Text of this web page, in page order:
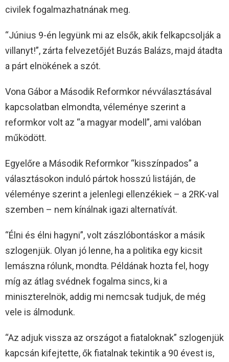
civilek fogalmazhatnának meg.
“Június 9-én legyünk mi az elsők, akik felkapcsolják a
villanyt!”, zárta felvezetőjét Buzás Balázs, majd átadta
a párt elnökének a szót.
Vona Gábor a Második Reformkor névválasztásával
kapcsolatban elmondta, véleménye szerint a
reformkor volt az “a magyar modell”, ami valóban
működött.
Egyelőre a Második Reformkor “kisszínpados” a
választásokon induló pártok hosszú listáján, de
véleménye szerint a jelenlegi ellenzékiek – a 2RK-val
szemben – nem kínálnak igazi alternatívát.
“Élni és élni hagyni”, volt zászlóbontáskor a másik
szlogenjük. Olyan jó lenne, ha a politika egy kicsit
lemászna rólunk, mondta. Példának hozta fel, hogy
míg az átlag svédnek fogalma sincs, ki a
miniszterelnök, addig mi nemcsak tudjuk, de még
vele is álmodunk.
“Az adjuk vissza az országot a fiataloknak” szlogenjük
kapcsán kifejtette, ők fiatalnak tekintik a 90 évest is,